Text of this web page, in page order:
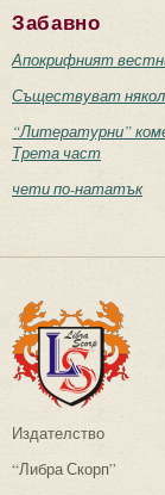
Забавно
Апокрифният
Съществуват
“Литературни”
Трета част
чети по-нататък
Издателство
“Либра Скорп”